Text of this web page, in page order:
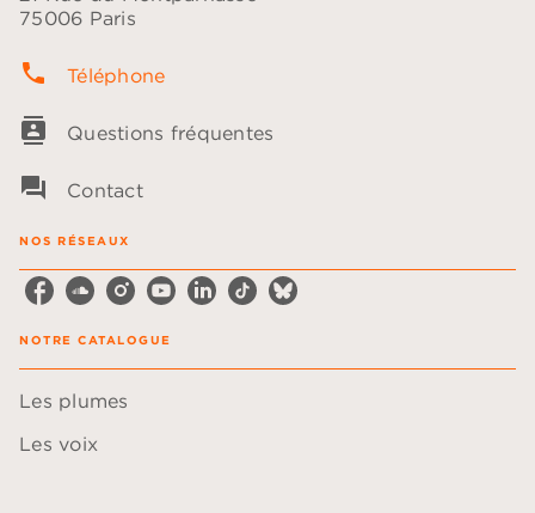
75006 Paris
phone Téléphone
contacts Questions fréquentes
question_answer Contact
NOS RÉSEAUX
NOTRE CATALOGUE
Les plumes
Les voix